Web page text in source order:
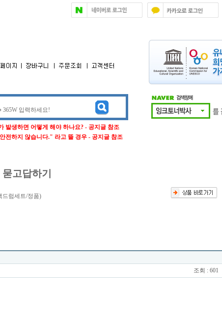
발생하면 어떻게 해야 하나요? - 공지글 참조
전하지 않습니다." 라고 뜰 경우 - 공지글 참조
묻고답하기
드럼세트/정품)
조회 : 601